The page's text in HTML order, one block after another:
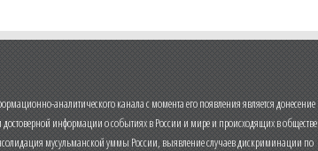
аналитического канала с момента его появления является донесение
информации о событиях в России и мире и происходящих в обществе
мусульманской уммы России, выявление случаев дискриминации по